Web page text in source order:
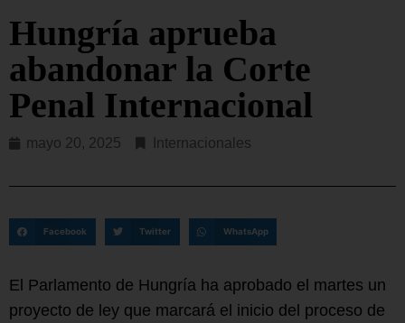
Hungría aprueba
abandonar la Corte
Penal Internacional
mayo 20, 2025 Internacionales
Facebook Twitter WhatsApp
El Parlamento de Hungría ha aprobado el martes un
proyecto de ley que marcará el inicio del proceso de